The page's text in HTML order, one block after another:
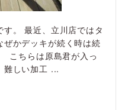
。 最近、立川店ではタ
かデッキが続く時は続
こちらは原島君が入っ
難しい加工 ...